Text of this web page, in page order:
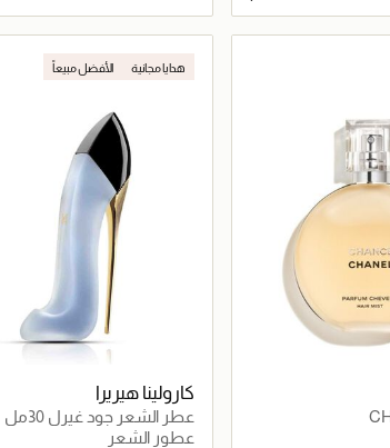
تحميل التفاصيل جاري تحميل التفاصيل
هدايا مجانية الأفضل مبيعاً
كارولينا هيريرا
عطر الشعر جود غيرل 30مل
عطور الشعر